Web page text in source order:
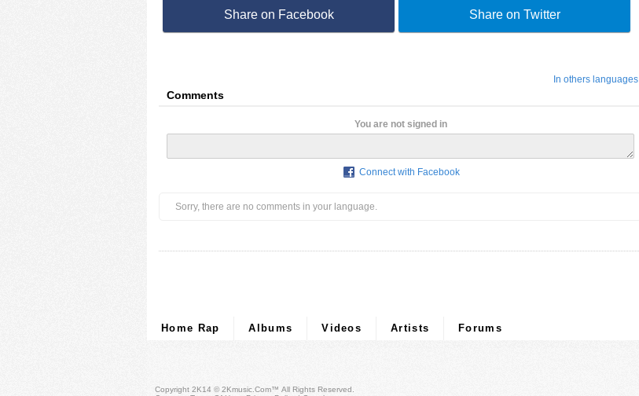
Share on Facebook Share on Twitter
In others languages
Comments
You are not signed in
Connect with Facebook
Sorry, there are no comments in your language.
Home Rap Albums Videos Artists Forums
Copyright 2K14 © 2Kmusic.com™ All Rights Reserved